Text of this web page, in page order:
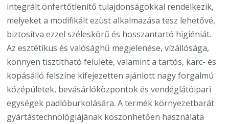
integrált önfertőtlenítő tulajdonságokkal rendelkezik,
melyeket a modifikált ezüst alkalmazása tesz lehetővé,
biztosítva ezzel széleskörű és hosszantartó higiéniát.
Az esztétikus és valósághű megjelenése, vízállósága,
könnyen tisztítható felülete, valamint a tartós, karc- és
kopásálló felszíne kifejezetten ajánlott nagy forgalmú
középületek, bevásárlóközpontok és vendéglátóipari
egységek padlóburkolására. A termék környezetbarát
gyártástechnológiájának köszönhetően használata